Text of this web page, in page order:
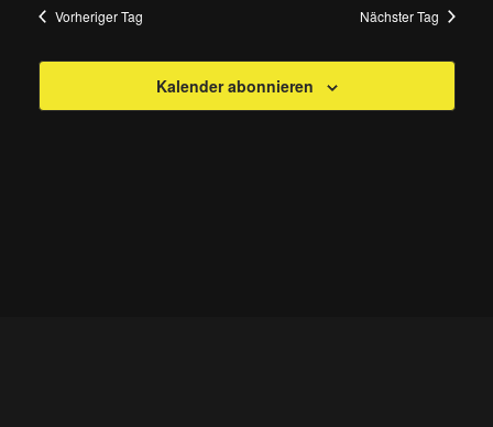
Vorheriger Tag Nächster Tag
Kalender abonnieren